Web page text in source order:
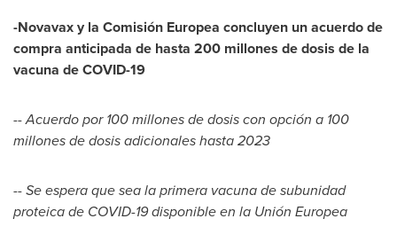
-Novavax y la Comisión Europea concluyen un acuerdo de
compra anticipada de hasta 200 millones de dosis de la
vacuna de COVID-19
-- Acuerdo por 100 millones de dosis con opción a 100
millones de dosis adicionales hasta 2023
-- Se espera que sea la primera vacuna de subunidad
proteica de COVID-19 disponible en la Unión Europea